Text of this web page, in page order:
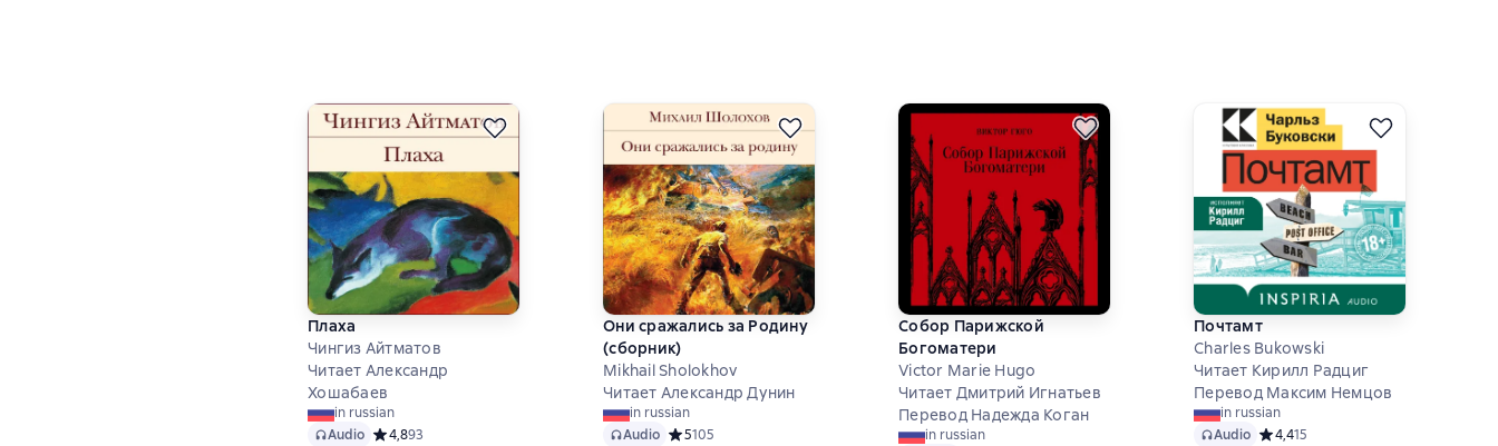
Плаха
Чингиз Айтматов
Читает Александр
Хошабаев
in russian
Audio Средний рейтинг 4,8 на основе 93 оценок
4,893
Они сражались за Родину
(сборник)
Mikhail Sholokhov
Читает Александр Дунин
in russian
Audio Средний рейтинг 5 на основе 105 оценок
5105
Собор Парижской
Богоматери
Victor Marie Hugo
Читает Дмитрий Игнатьев
Перевод Надежда Коган
in russian
Почтамт
Charles Bukowski
Читает Кирилл Радциг
Перевод Максим Немцов
in russian
Audio Средний рейтинг 4,4 на основе 15
4,415